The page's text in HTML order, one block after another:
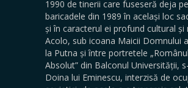
1990 de tinerii care fuseseră deja pe
baricadele din 1989 în același loc
și în caracterul ei profund cultural și
Acolo, sub icoana Maicii Domnului
la Putna și între portretele
Absolut” din Balconul Universității,
Doina lui Eminescu, interzisă de